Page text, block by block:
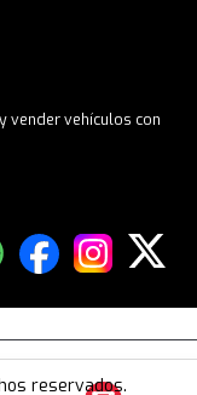
vender vehículos con
reservados.